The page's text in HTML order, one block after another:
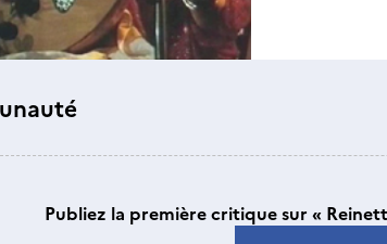
Publiez la première critique sur «